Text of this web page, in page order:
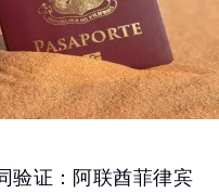
验证：阿联酋菲律宾